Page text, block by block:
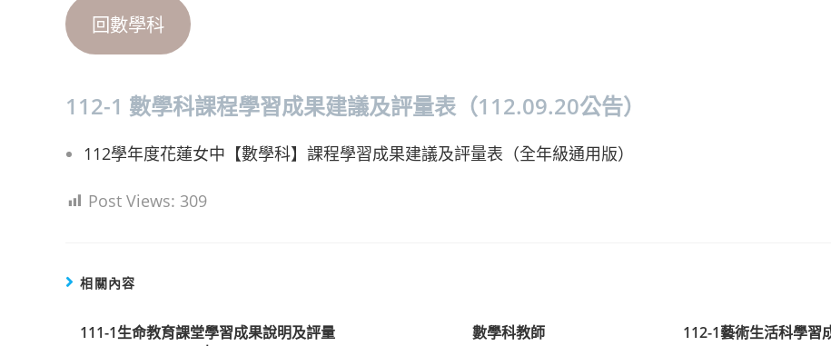
回數學科
112-1 數學科課程學習成果建議及評量表（112.09.20公告）
112學年度花蓮女中【數學科】課程學習成果建議及評量表（全年級通用版）
Post Views: 309
相關內容
111-1生命教育課堂學習成果說明及評量
數學科教師 112-1藝術生活科學習